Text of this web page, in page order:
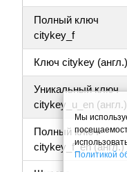
Полный ключ
citykey_f
Ключ citykey (англ.)
Уникальный ключ
citykey_u_en (англ.)
Полный ключ
citykey_f_en (англ.)
Мы
Политикой